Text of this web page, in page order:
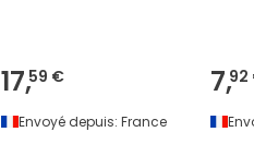
17,59 €
Envoyé depuis: France
7,92